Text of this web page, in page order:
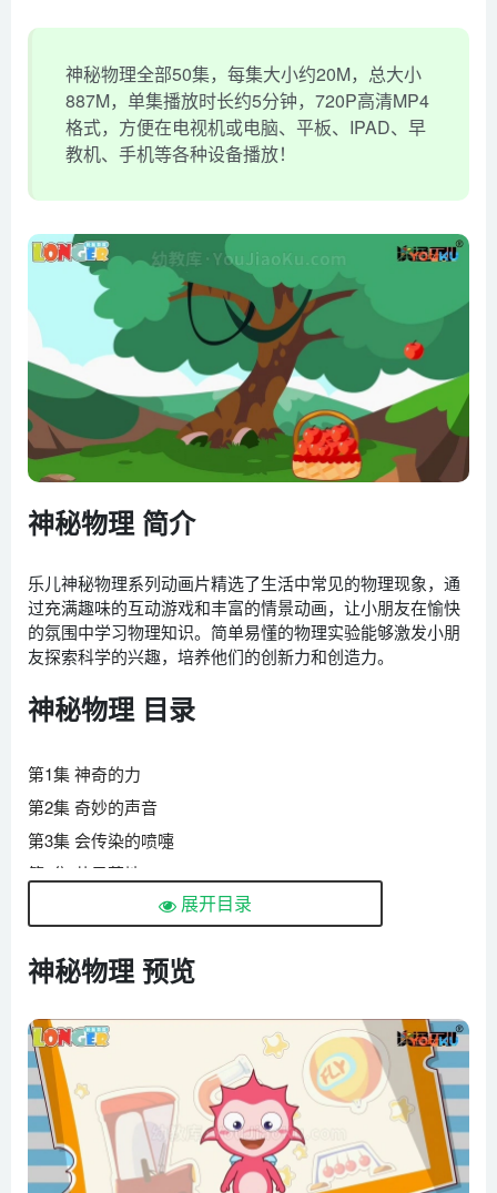
神秘物理全部50集，每集大小约20M，总大小
887M，单集播放时长约5分钟，720P高清MP4
格式，方便在电视机或电脑、平板、IPAD、早
教机、手机等各种设备播放！
神秘物理 简介
乐儿神秘物理系列动画片精选了生活中常见的物理现象，通
过充满趣味的互动游戏和丰富的情景动画，让小朋友在愉快
的氛围中学习物理知识。简单易懂的物理实验能够激发小朋
友探索科学的兴趣，培养他们的创新力和创造力。
神秘物理 目录
第1集 神奇的力
第2集 奇妙的声音
第3集 会传染的喷嚏
第4集 苹果落地
第7集 温度的传递
第9集 力的相互作用
第10集 磁铁的吸引力
第11集 纸包不住火
第12集 飞上天的飞机
第13集 开瓶盖秘诀
展开目录
神秘物理 预览